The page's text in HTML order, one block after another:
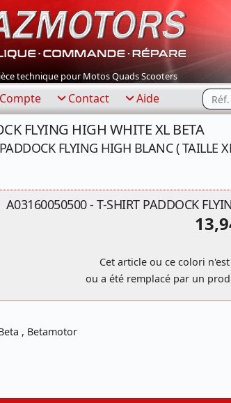
technique pour Motos Quads Scooters
Contact Aide
FLYING HIGH WHITE XL BETA
FLYING HIGH BLANC ( TAILLE
A03160050500 - T-SHIRT PADDOCK
Cet article ou ce colori
ou a été remplacé par un
, Betamotor